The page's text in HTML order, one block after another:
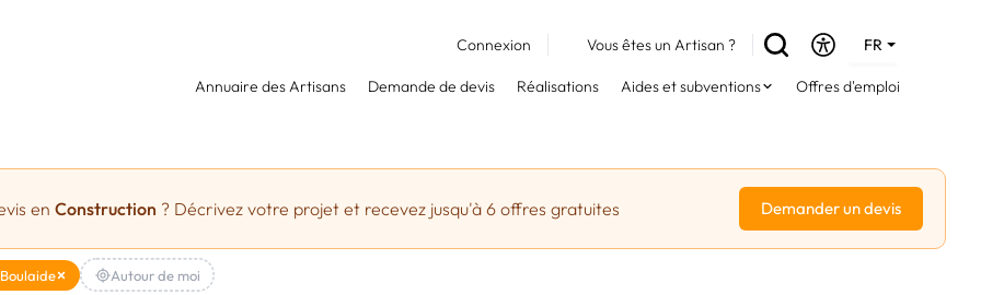
Connexion Vous êtes un Artisan ?
FR
Annuaire des Artisans Demande de devis Réalisations Aides et subventions Offres d'emploi
en Construction ? Décrivez votre projet et recevez jusqu'à 6 offres gratuites Demander un devis
Boulaide Autour de moi